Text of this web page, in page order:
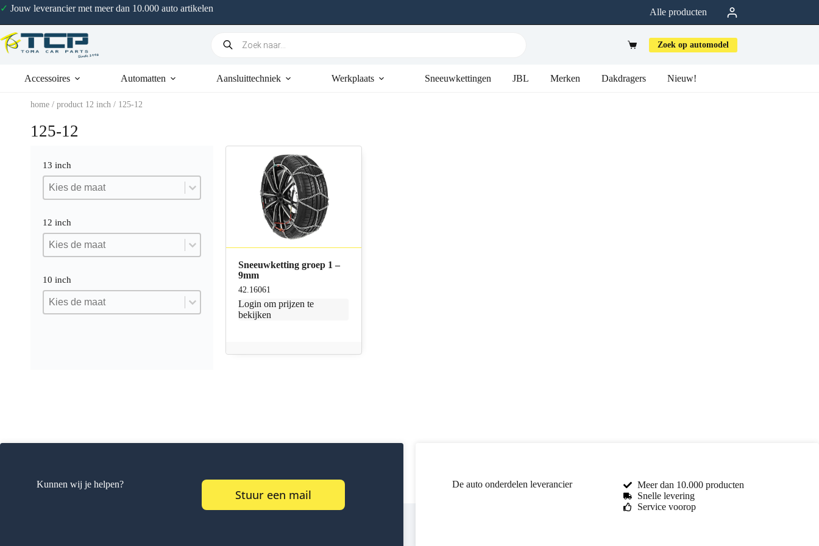
✓ Jouw leverancier met meer dan 10.000 auto artikelen Alle producten
Zoek op automodel
Accessoires Automatten Aansluittechniek Werkplaats Sneeuwkettingen JBL Merken Dakdragers Nieuw!
home / product 12 inch / 125-12
125-12
13 inch
13 inch
13 inch
13 inch
12 inch
12 inch
12 inch
12 inch
10 inch
10 inch
10 inch
10 inch
Sneeuwketting groep 1 –
9mm
42.16061
Login om prijzen te
bekijken
Kunnen wij je helpen?
Stuur een mail
De auto onderdelen leverancier
Meer dan 10.000 producten
Snelle levering
Service voorop